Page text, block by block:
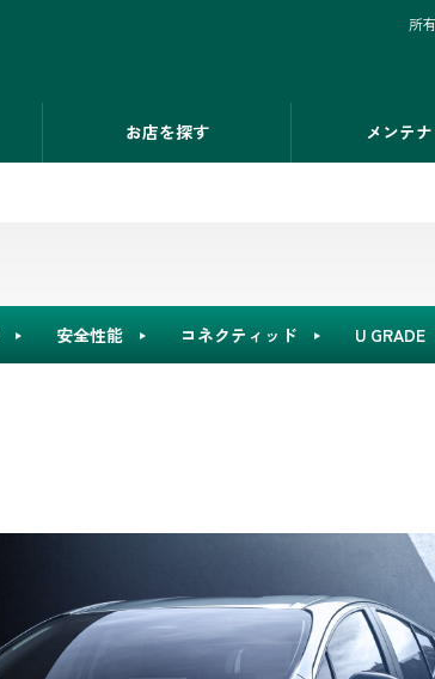
お店を探す メンテ
所
安全性能 コネクティッド U GRADE